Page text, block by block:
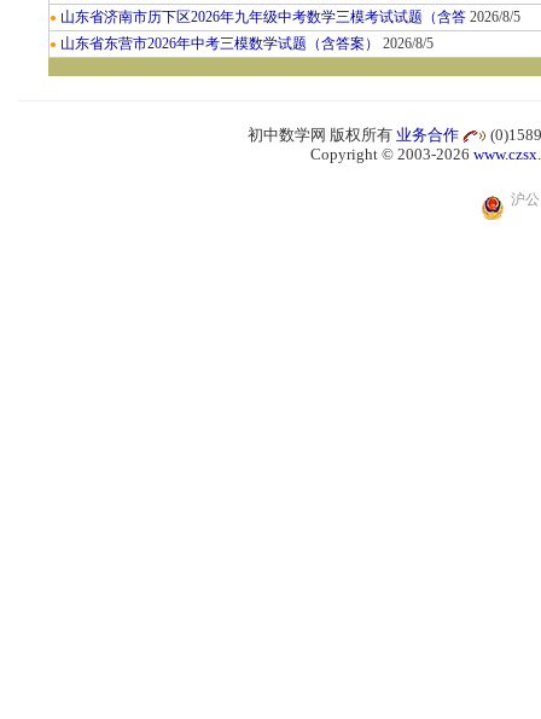
● 山东省济南市历下区2026年九年级中考数学三模考试试题（含答 2026/8/5
● 山东省东营市2026年中考三模数学试题（含答案） 2026/8/5
初中数学网 版权所有 业务合作
Copyright © 2003-2026
沪公